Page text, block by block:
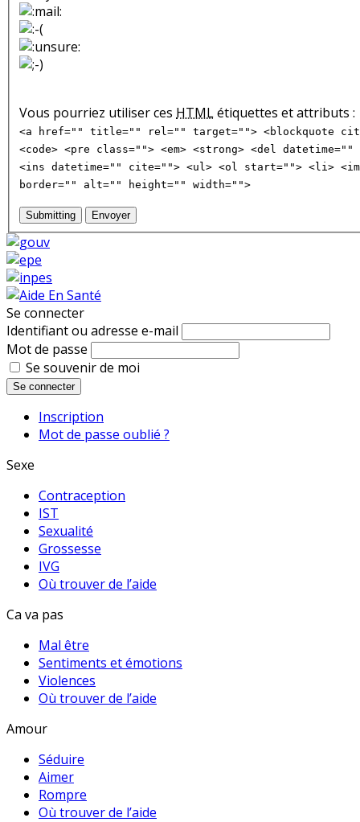
Vous pourriez utiliser ces HTMLétiquettes et attributs :
<a href="" title="" rel="" target=""> <blockquote
<code> <pre class=""> <em> <strong> <del
<ins datetime="" cite=""> <ul> <ol start=""> <li>
border="" alt="" height="" width="">
Submitting Envoyer
Se connecter
Identifiant ou adresse e-mail
Mot de passe
Se souvenir de moi
Se connecter
Inscription
Mot de passe oublié ?
Sexe
Contraception
IST
Sexualité
Grossesse
IVG
Où trouver de l’aide
Ca va pas
Mal être
Sentiments et émotions
Violences
Où trouver de l’aide
Amour
Séduire
Aimer
Rompre
Où trouver de l’aide